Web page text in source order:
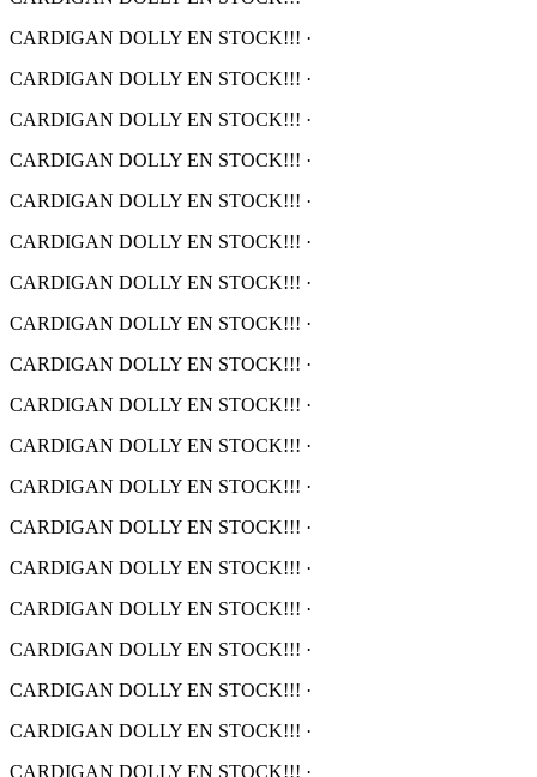
CARDIGAN DOLLY EN STOCK!!! ·
CARDIGAN DOLLY EN STOCK!!! ·
CARDIGAN DOLLY EN STOCK!!! ·
CARDIGAN DOLLY EN STOCK!!! ·
CARDIGAN DOLLY EN STOCK!!! ·
CARDIGAN DOLLY EN STOCK!!! ·
CARDIGAN DOLLY EN STOCK!!! ·
CARDIGAN DOLLY EN STOCK!!! ·
CARDIGAN DOLLY EN STOCK!!! ·
CARDIGAN DOLLY EN STOCK!!! ·
CARDIGAN DOLLY EN STOCK!!! ·
CARDIGAN DOLLY EN STOCK!!! ·
CARDIGAN DOLLY EN STOCK!!! ·
CARDIGAN DOLLY EN STOCK!!! ·
CARDIGAN DOLLY EN STOCK!!! ·
CARDIGAN DOLLY EN STOCK!!! ·
CARDIGAN DOLLY EN STOCK!!! ·
CARDIGAN DOLLY EN STOCK!!! ·
CARDIGAN DOLLY EN STOCK!!! ·